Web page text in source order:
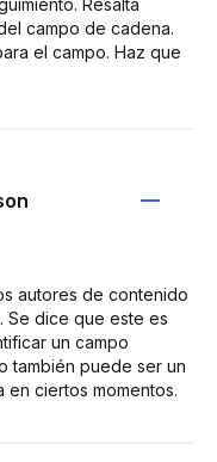
campo de cadena.
el campo. Haz que
autores de contenido
Se dice que este es
un campo
también puede ser un
ciertos momentos.